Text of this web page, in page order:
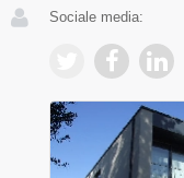
Sociale media: